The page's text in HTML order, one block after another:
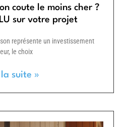
coute le moins cher ?
sur votre projet
représente un investissement
le choix
la suite »